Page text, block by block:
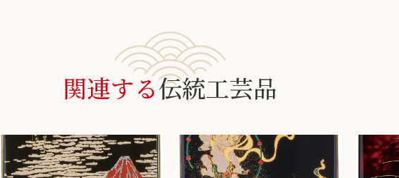
関連する伝統工芸品